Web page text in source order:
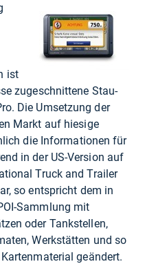
ist
zugeschnittene Stau-
Die Umsetzung der
Markt auf hiesige
die Informationen für
in der US-Version auf
Truck and Trailer
so entspricht dem in
Sammlung mit
oder Tankstellen,
Werkstätten und so
geändert.